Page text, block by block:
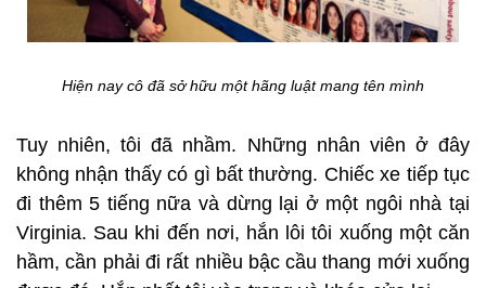
Hiện nay cô đã sở hữu một hãng luật mang tên mình
Tuy nhiên, tôi đã nhầm. Những nhân viên ở đây
không nhận thấy có gì bất thường. Chiếc xe tiếp tục
đi thêm 5 tiếng nữa và dừng lại ở một ngôi nhà tại
Virginia. Sau khi đến nơi, hắn lôi tôi xuống một căn
hầm, cần phải đi rất nhiều bậc cầu thang mới xuống